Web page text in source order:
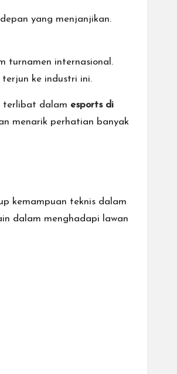
yang menjanjikan.
turnamen internasional.
ke industri ini.
terlibat dalam esports di
menarik perhatian banyak
kemampuan teknis dalam
dalam menghadapi lawan